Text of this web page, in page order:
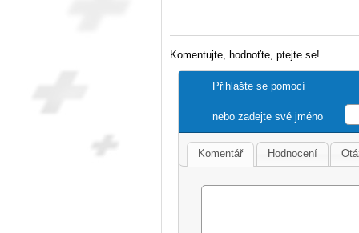
Komentujte, hodnoťte, ptejte se!
Přihlašte se pomocí
nebo zadejte své jméno
Komentář Hodnocení